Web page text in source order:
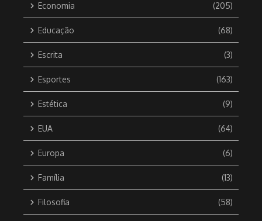
Economia (205)
Educação (68)
Escrita (3)
Esportes (163)
Estética (9)
EUA (64)
Europa (6)
Família (13)
Filosofia (58)